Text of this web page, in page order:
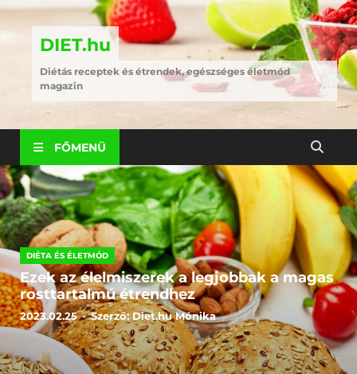
DIET.hu
Diétás receptek és étrendek, egészséges életmód
magazin
FŐMENÜ
DIÉTA ÉS ÉLETMÓD
Ezek az élelmiszerek a legjobbak a magas
rosttartalmú étrendhez
2023.02.25-Szerző:Diet.hu Mónika